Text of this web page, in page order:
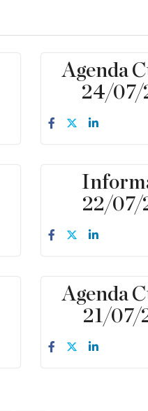
Agenda
24/07/
22/07/
Agenda
21/07/